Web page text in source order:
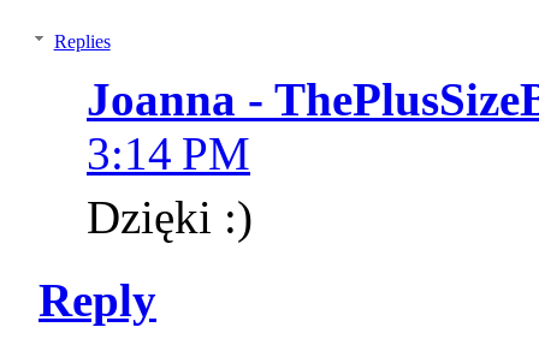
Replies
Joanna -
3:14 PM
Dzięki :)
Reply